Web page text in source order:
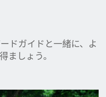
ドガイドと一緒に、よ
ましょう。